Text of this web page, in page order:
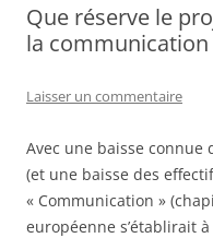
Que réserve le
la communication
Laisser un commentaire
Avec une baisse connue
(et une baisse des
« Communication »
européenne s’établirait